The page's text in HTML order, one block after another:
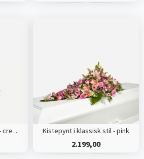
Urnepynt i klassisk stil - creme Kistepynt i klassisk stil - pink
2.199,00